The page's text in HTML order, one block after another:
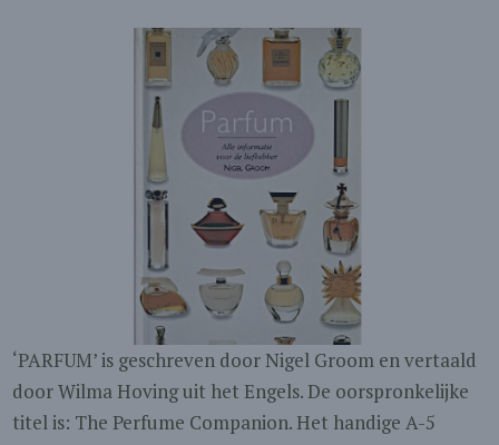
‘PARFUM’ is geschreven door Nigel Groom en vertaald
door Wilma Hoving uit het Engels. De oorspronkelijke
titel is: The Perfume Companion. Het handige A-5